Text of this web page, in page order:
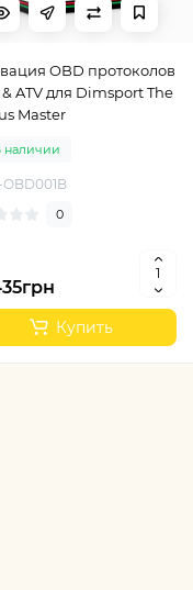
OBD протоколов
& ATV для Dimsport The
Master
наличии
0
Купить